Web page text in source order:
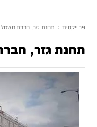
פרוייקטים › תחנת גזר, חברת חשמל
תחנת גזר,